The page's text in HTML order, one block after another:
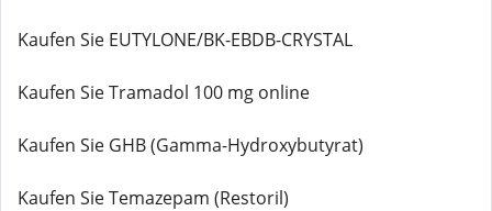
Kaufen Sie EUTYLONE/BK-EBDB-CRYSTAL
Kaufen Sie Tramadol 100 mg online
Kaufen Sie GHB (Gamma-Hydroxybutyrat)
Kaufen Sie Temazepam (Restoril)